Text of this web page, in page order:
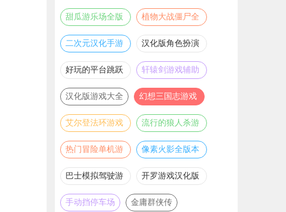
甜瓜游乐场全版
本合集
植物大战僵尸全
版本合集
二次元汉化手游
推荐
汉化版角色扮演
游戏大全
好玩的平台跳跃
游戏合集
轩辕剑游戏辅助
合集
汉化版游戏大全
幻想三国志游戏
辅助合集
艾尔登法环游戏
辅助合集
流行的狼人杀游
戏合集
热门冒险单机游
戏合集
像素火影全版本
合集
巴士模拟驾驶游
戏合集
开罗游戏汉化版
大全
手动挡停车场
金庸群侠传